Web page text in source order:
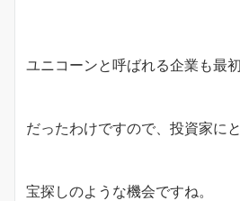
ユニコーンと呼ばれる企業も最
だったわけですので、投資家に
宝探しのような機会ですね。